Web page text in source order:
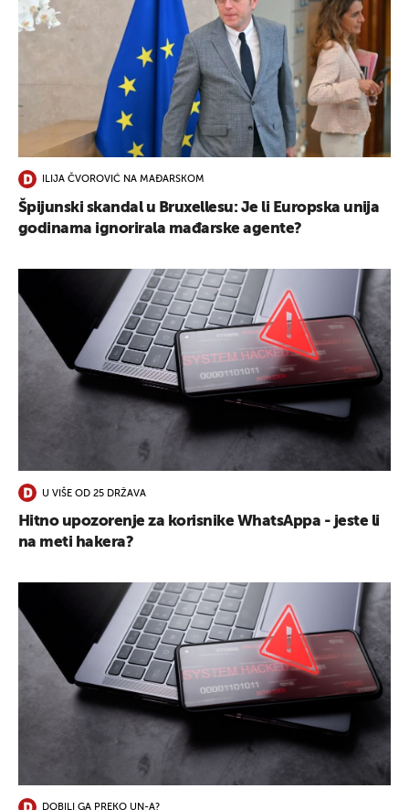
ILIJA ČVOROVIĆ NA MAĐARSKOM
Špijunski skandal u Bruxellesu: Je li Europska unija
godinama ignorirala mađarske agente?
U VIŠE OD 25 DRŽAVA
Hitno upozorenje za korisnike WhatsAppa - jeste li
na meti hakera?
DOBILI GA PREKO UN-A?
UKLJUČITE NOTIFIKACIJE